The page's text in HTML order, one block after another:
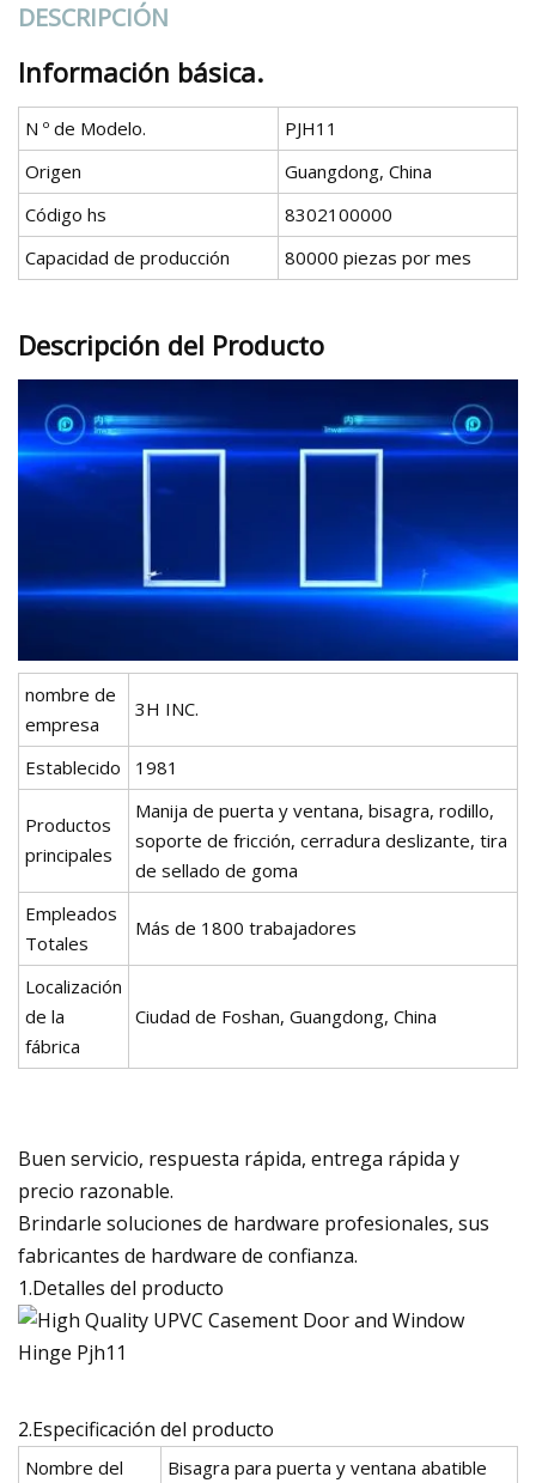
DESCRIPCIÓN
Información básica.
N º de Modelo.
PJH11
Origen
Guangdong, China
Código hs
8302100000
Capacidad de producción
80000 piezas por mes
Descripción del Producto
nombre de
empresa
3H INC.
Establecido 1981
Productos
principales
Manija de puerta y ventana, bisagra, rodillo,
soporte de fricción, cerradura deslizante, tira
de sellado de goma
Empleados
Totales
Más de 1800 trabajadores
Localización
de la
fábrica
Ciudad de Foshan, Guangdong, China
Buen servicio, respuesta rápida, entrega rápida y
precio razonable.
Brindarle soluciones de hardware profesionales, sus
fabricantes de hardware de confianza.
1.Detalles del producto
2.Especificación del producto
Nombre del
Bisagra para puerta y ventana abatible